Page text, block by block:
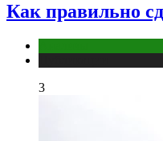
Как правильно
3